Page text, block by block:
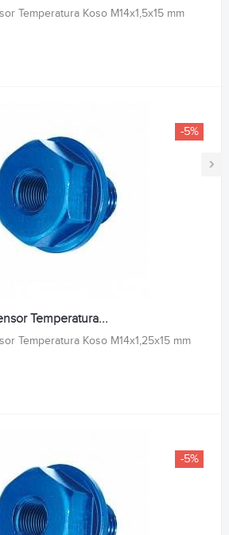
›
Temperatura Koso M14x1,5x15 mm
-5%
Temperatura...
Temperatura Koso M14x1,25x15 mm
-5%